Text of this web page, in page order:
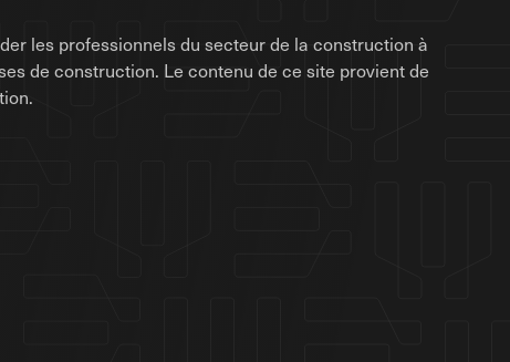
les professionnels du secteur de la construction à
de construction. Le contenu de ce site provient de